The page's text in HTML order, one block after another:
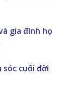
gia đình họ
sóc cuối đời